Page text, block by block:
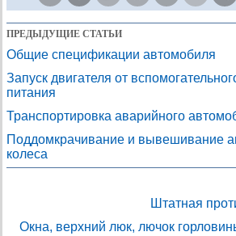
ПРЕДЫДУЩИЕ СТАТЬИ
Общие спецификации автомобиля
Запуск двигателя от
питания
Транспортировка аварийного
Поддомкрачивание и вывешивание
колеса
Штатная
Окна, верхний люк, лючок